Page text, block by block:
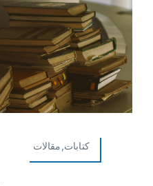
كتابات,مقالات